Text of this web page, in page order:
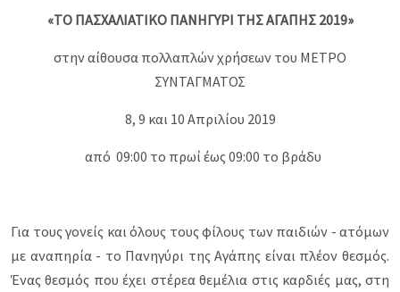
«ΤΟ ΠΑΣΧΑΛΙΑΤΙΚΟ ΠΑΝΗΓΥΡΙ ΤΗΣ ΑΓΑΠΗΣ 2019»
στην αίθουσα πολλαπλών χρήσεων του ΜΕΤΡΟ
ΣΥΝΤΑΓΜΑΤΟΣ
8, 9 και 10 Απριλίου 2019
από 09:00 το πρωί έως 09:00 το βράδυ
Για τους γονείς και όλους τους φίλους των παιδιών - ατόμων
με αναπηρία - το Πανηγύρι της Αγάπης είναι πλέον θεσμός.
Ένας θεσμός που έχει στέρεα θεμέλια στις καρδιές μας, στη